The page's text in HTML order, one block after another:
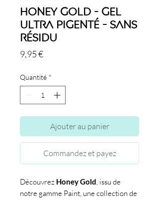
Honey Gold - Gel
Ultra Pigenté - Sans
Résidu
9,95 €Prix
Quantité *
Ajouter au panier
Commandez et payez
Découvrez Honey Gold, issu de
notre gamme Paint, une collection de